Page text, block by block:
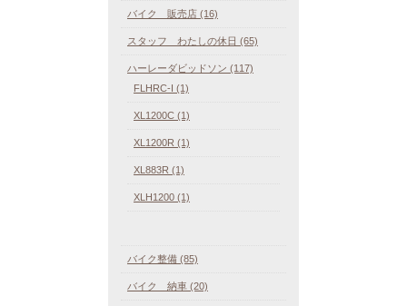
バイク 販売店 (16)
スタッフ わたしの休日 (65)
ハーレーダビッドソン (117)
FLHRC-I (1)
XL1200C (1)
XL1200R (1)
XL883R (1)
XLH1200 (1)
バイク整備 (85)
バイク 納車 (20)